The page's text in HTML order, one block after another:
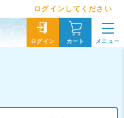
ログインしてください
ログイン カート メニュー